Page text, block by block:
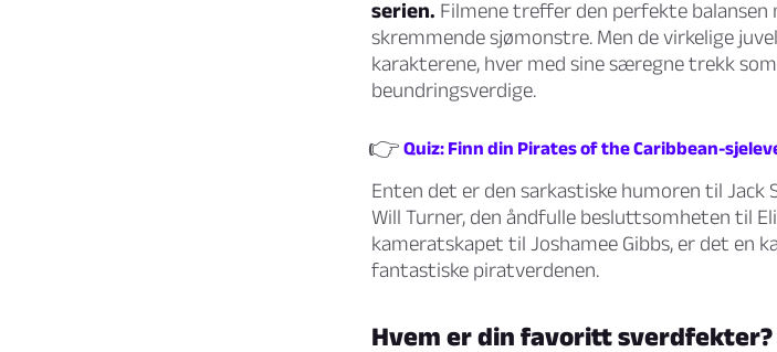
serien. Filmene treffer den perfekte
skremmende sjømonstre. Men de virkelige
karakterene, hver med sine særegne trekk
beundringsverdige.
👉 Quiz: Finn din Pirates of the Caribbean-
Enten det er den sarkastiske humoren til
Will Turner, den åndfulle besluttsomheten til
kameratskapet til Joshamee Gibbs, er det en
fantastiske piratverdenen.
Hvem er din favoritt sverdfekter?